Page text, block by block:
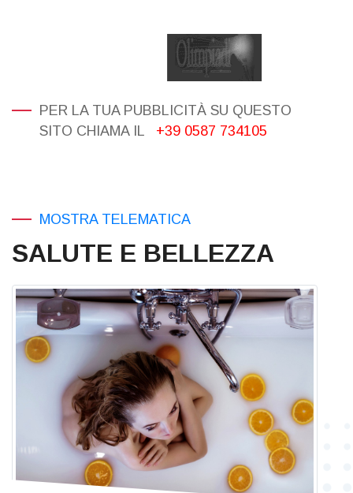
PER LA TUA PUBBLICITÀ SU QUESTO
SITO CHIAMA IL
+39 0587 734105
MOSTRA TELEMATICA
SALUTE E BELLEZZA